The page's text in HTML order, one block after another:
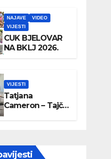
NAJAVE
VIDEO
VIJESTI
CUK BJELOVAR
NA BKLJ 2026.
VIJESTI
Tatjana
Cameron – Tajči
posjetila